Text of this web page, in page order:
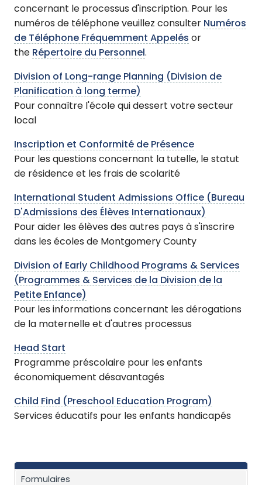
concernant le processus d'inscription. Pour les
numéros de téléphone veuillez consulter Numéros
de Téléphone Fréquemment Appelés or
the Répertoire du Personnel .
Division of Long-range Planning (Division de
Planification à long terme)
Pour connaître l'école qui dessert votre secteur
local
Inscription et Conformité de Présence
Pour les questions concernant la tutelle, le statut
de résidence et les frais de scolarité
International Student Admissions Office (Bureau
D'Admissions des Élèves Internationaux)
Pour aider les élèves des autres pays à s'inscrire
dans les écoles de Montgomery County
Division of Early Childhood Programs & Services
(Programmes & Services de la Division de la
Petite Enfance)
Pour les informations concernant les dérogations
de la maternelle et d'autres processus
Head Start
Programme préscolaire pour les enfants
économiquement désavantagés
Child Find (Preschool Education Program)
Services éducatifs pour les enfants handicapés
Formulaires